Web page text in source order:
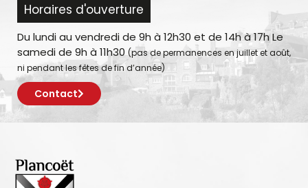
Horaires d'ouverture
Du lundi au vendredi de 9h à 12h30 et de 14h à 17h Le
samedi de 9h à 11h30 (pas de permanences en juillet et août,
ni pendant les fêtes de fin d’année)
Contact